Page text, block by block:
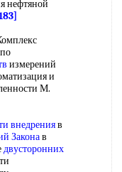
нефтяной
по
измерений
и
М.
внедренияв
Законав
двусторонних